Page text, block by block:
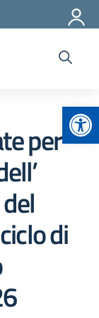
per
di